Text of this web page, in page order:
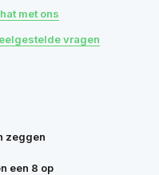
met ons
vragen
zeggen
een 8 op